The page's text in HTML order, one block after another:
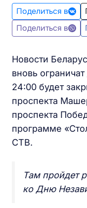
Поделиться в
Поделиться в
Новости
вновь
24:00 будет
проспекта
проспекта
программе
СТВ.
Там пройдет
ко Дню